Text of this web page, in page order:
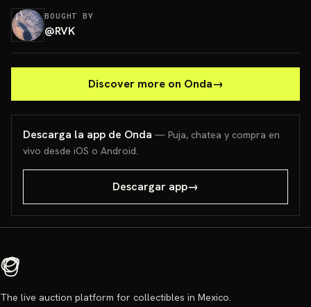
BOUGHT BY
@RVK
Discover more on Onda→
Descarga la app de Onda — Puja, chatea y compra en
vivo desde iOS o Android.
Descargar app→
The live auction platform for collectibles in Mexico.